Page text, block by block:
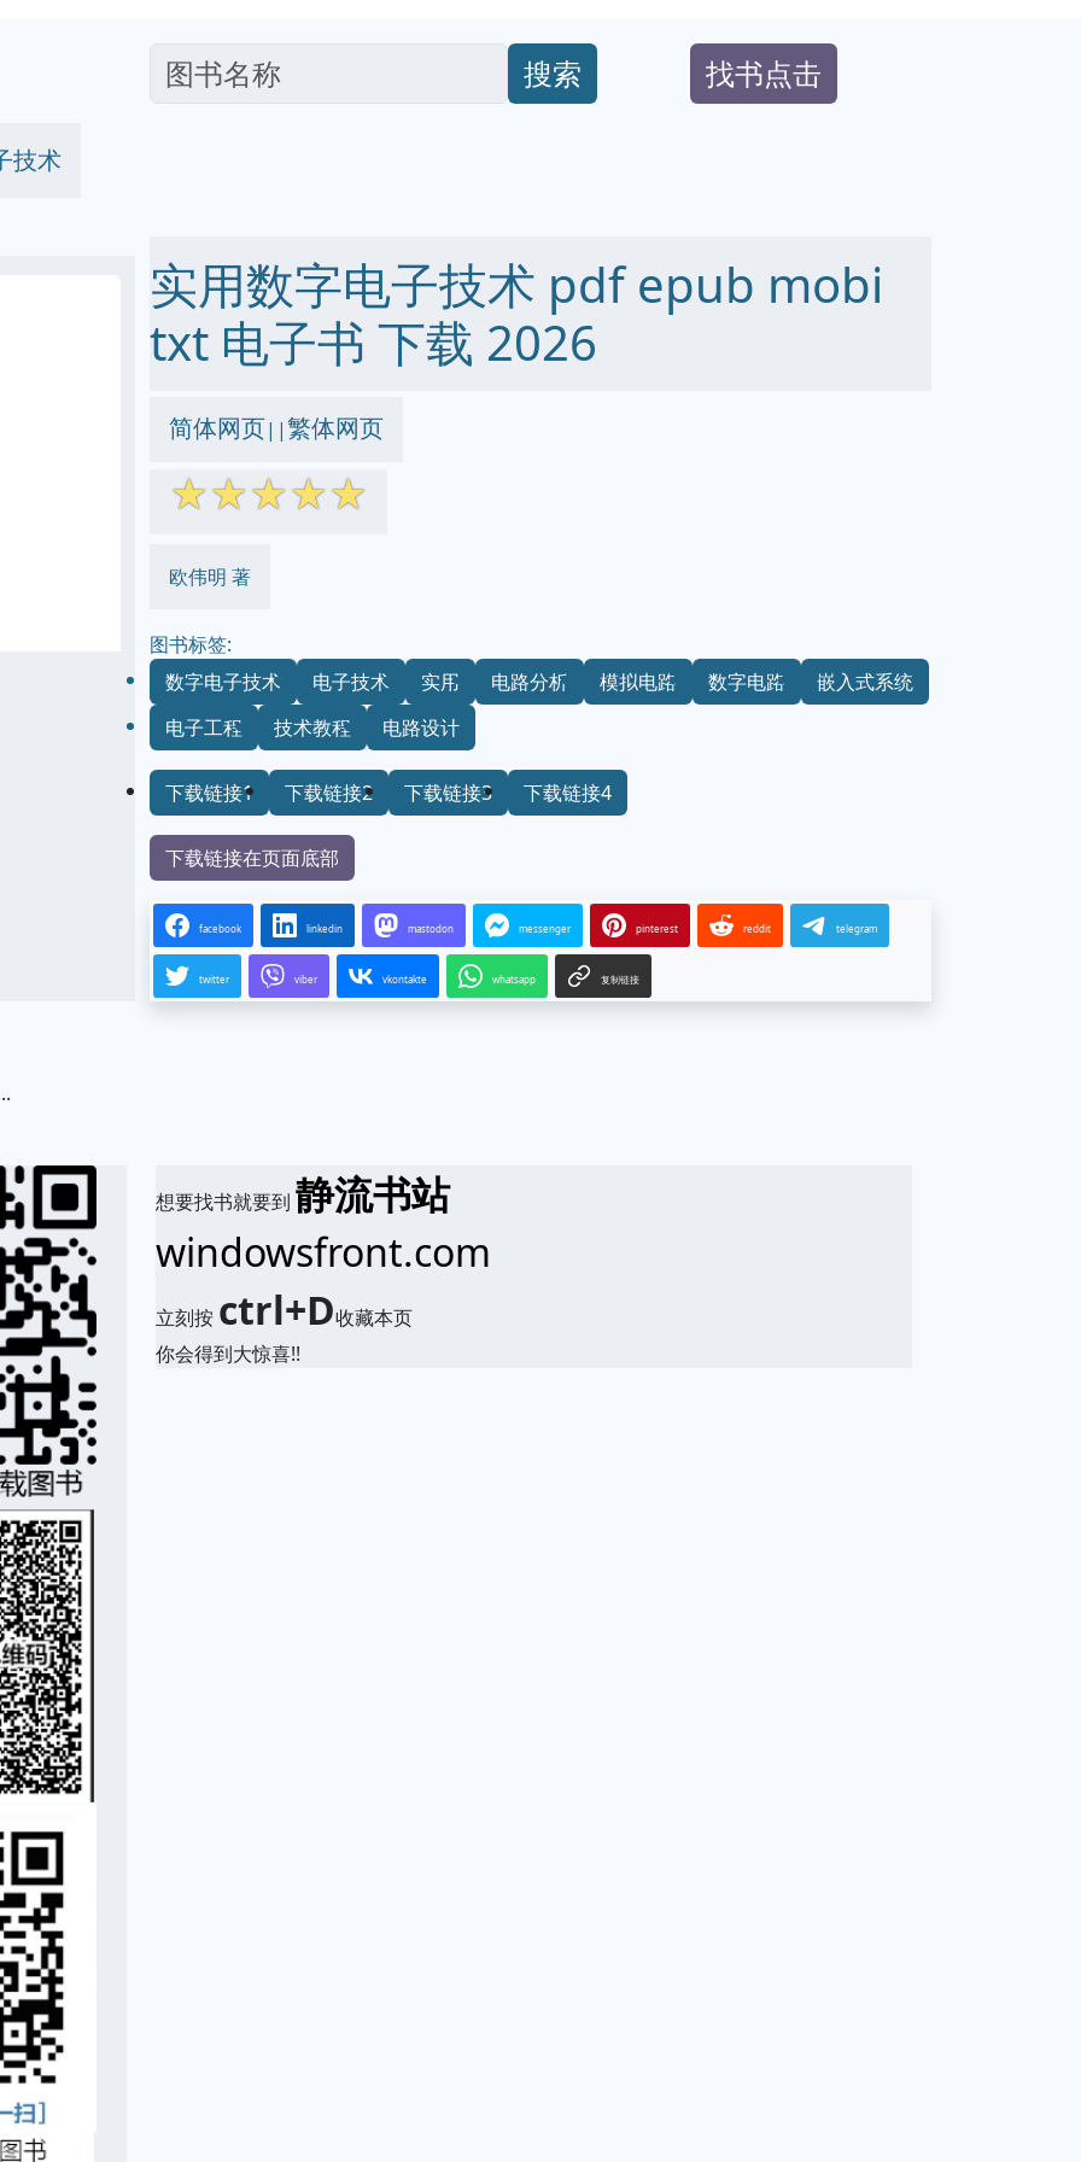
搜索 找书点击
技术
实用数字电子技术 pdf epub mobi
txt 电子书 下载 2026
简体网页||繁体网页
☆☆☆☆☆
欧伟明 著
图书标签:
数字电子技术
电子技术 实用 电路分析 模拟电路 数字电路
嵌入式系统
电子工程
技术教程 电路设计
下载链接1 下载链接2 下载链接3 下载链接4
下载链接在页面底部
facebook linkedin mastodon messenger pinterest reddit telegram
twitter viber vkontakte whatsapp 复制链接
想要找书就要到静流书站
windowsfront.com
立刻按 ctrl+D收藏本页
你会得到大惊喜!!